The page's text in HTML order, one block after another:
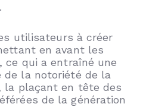
utilisateurs à créer
en avant les
ce qui a entraîné une
de la notoriété de la
la plaçant en tête des
de la génération